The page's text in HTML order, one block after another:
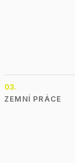
03.
ZEMNÍ PRÁCE